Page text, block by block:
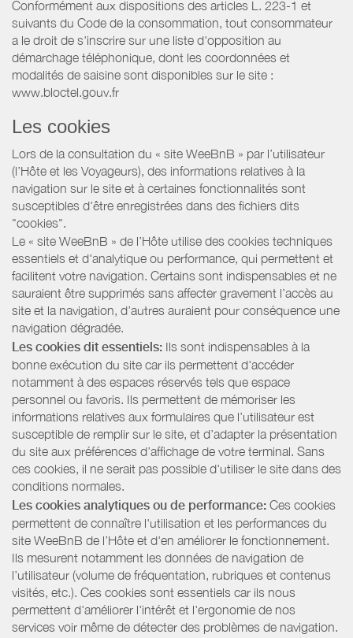
Conformément aux dispositions des articles L. 223-1 et
suivants du Code de la consommation, tout consommateur
a le droit de s'inscrire sur une liste d'opposition au
démarchage téléphonique, dont les coordonnées et
modalités de saisine sont disponibles sur le site :
www.bloctel.gouv.fr
Les cookies
Lors de la consultation du « site WeeBnB » par l’utilisateur
(l’Hôte et les Voyageurs), des informations relatives à la
navigation sur le site et à certaines fonctionnalités sont
susceptibles d'être enregistrées dans des fichiers dits
"cookies".
Le « site WeeBnB » de l’Hôte utilise des cookies techniques
essentiels et d'analytique ou performance, qui permettent et
facilitent votre navigation. Certains sont indispensables et ne
sauraient être supprimés sans affecter gravement l’accès au
site et la navigation, d’autres auraient pour conséquence une
navigation dégradée.
Les cookies dit essentiels: Ils sont indispensables à la
bonne exécution du site car ils permettent d'accéder
notamment à des espaces réservés tels que espace
personnel ou favoris. Ils permettent de mémoriser les
informations relatives aux formulaires que l’utilisateur est
susceptible de remplir sur le site, et d’adapter la présentation
du site aux préférences d’affichage de votre terminal. Sans
ces cookies, il ne serait pas possible d'utiliser le site dans des
conditions normales.
Les cookies analytiques ou de performance: Ces cookies
permettent de connaître l'utilisation et les performances du
site WeeBnB de l’Hôte et d'en améliorer le fonctionnement.
Ils mesurent notamment les données de navigation de
l’utilisateur (volume de fréquentation, rubriques et contenus
visités, etc.). Ces cookies sont essentiels car ils nous
permettent d'améliorer l'intérêt et l'ergonomie de nos
services voir même de détecter des problèmes de navigation.